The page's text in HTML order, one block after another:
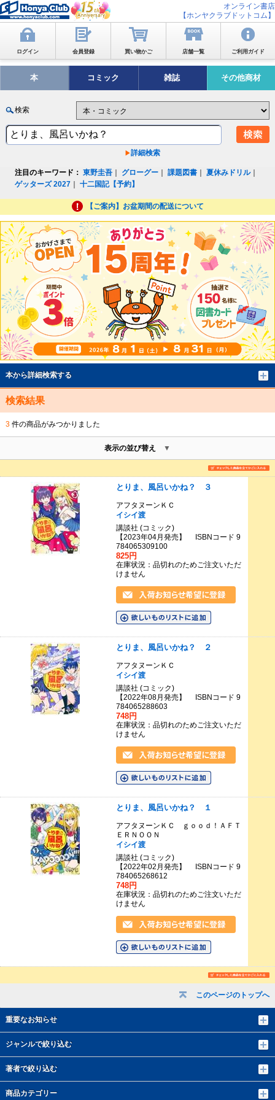
オンライン書店
【ホンヤクラブドットコム】
ログイン 会員登録 買い物かご 店舗一覧 ご利用ガイド
本 コミック 雑誌 その他商材
検索
詳細検索
注目のキーワード： 東野圭吾 グローグー ｜課題図書 ｜夏休みドリル｜
ゲッターズ 2027 ｜十二国記【予約】
【ご案内】お盆期間の配送について
このページのトップへ
重要なお知らせ
ジャンルで絞り込む
著者で絞り込む
商品カテゴリー
本から詳細検索する
検索結果
3件の商品がみつかりました
表示の並び替え
とりま、風呂いかね？ ３
アフタヌーンＫＣ
イシイ渡
講談社 (コミック)
【2023年04月発売】 ISBNコード 9
784065309100
825円
在庫状況：品切れのためご注文いただ
けません
とりま、風呂いかね？ ２
アフタヌーンＫＣ
イシイ渡
講談社 (コミック)
【2022年08月発売】 ISBNコード 9
784065288603
748円
在庫状況：品切れのためご注文いただ
けません
とりま、風呂いかね？ １
アフタヌーンＫＣ ｇｏｏｄ！ＡＦＴ
ＥＲＮＯＯＮ
イシイ渡
講談社 (コミック)
【2022年02月発売】 ISBNコード 9
784065268612
748円
在庫状況：品切れのためご注文いただ
けません